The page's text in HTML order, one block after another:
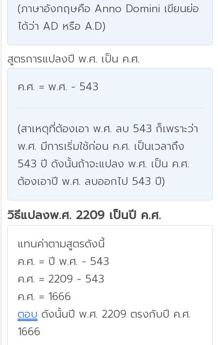
(ภาษาอังกฤษคือ Anno Domini เขียนย่อ
ได้ว่า AD หรือ A.D)
สูตรการแปลงปี พ.ศ. เป็น ค.ศ.
ค.ศ. = พ.ศ. - 543
(สาเหตุที่ต้องเอา พ.ศ. ลบ 543 ก็เพราะว่า
พ.ศ. มีการเริ่มใช้ก่อน ค.ศ. เป็นเวลาถึง
543 ปี ดังนั้นถ้าจะแปลง พ.ศ. เป็น ค.ศ.
ต้องเอาปี พ.ศ. ลบออกไป 543 ปี)
วิธีแปลงพ.ศ. 2209 เป็นปี ค.ศ.
แทนค่าตามสูตรดังนี้
ค.ศ. = ปี พ.ศ. - 543
ค.ศ. = 2209 - 543
ค.ศ. = 1666
ตอบ ดังนั้นปี พ.ศ. 2209 ตรงกับปี ค.ศ.
1666